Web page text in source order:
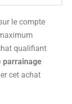
le compte
qualifiant
parrainage
cet achat